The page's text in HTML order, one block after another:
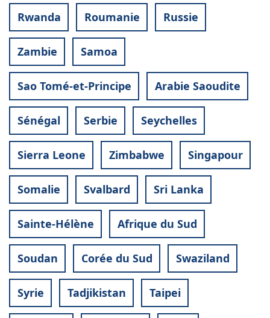
Rwanda Roumanie Russie
Zambie Samoa
Sao Tomé-et-Principe Arabie Saoudite
Sénégal Serbie Seychelles
Sierra Leone Zimbabwe Singapour
Somalie Svalbard Sri Lanka
Sainte-Hélène Afrique du Sud
Soudan Corée du Sud Swaziland
Syrie Tadjikistan Taipei